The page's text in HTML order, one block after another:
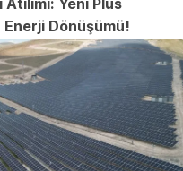
Yeni Plus
Dönüşümü!